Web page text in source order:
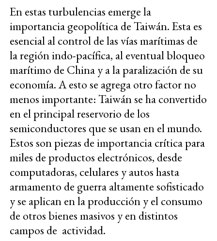
En estas turbulencias emerge la
importancia geopolítica de Taiwán. Esta es
esencial al control de las vías marítimas de
la región indo-pacífica, al eventual bloqueo
marítimo de China y a la paralización de su
economía. A esto se agrega otro factor no
menos importante: Taiwán se ha convertido
en el principal reservorio de los
semiconductores que se usan en el mundo.
Estos son piezas de importancia crítica para
miles de productos electrónicos, desde
computadoras, celulares y autos hasta
armamento de guerra altamente sofisticado
y se aplican en la producción y el consumo
de otros bienes masivos y en distintos
campos de actividad.